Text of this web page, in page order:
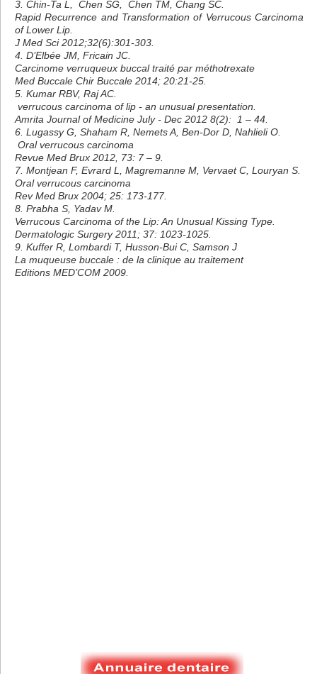
3. Chin-Ta L, Chen SG, Chen TM, Chang SC.
Rapid Recurrence and Transformation of Verrucous Carcinoma
of Lower Lip.
J Med Sci 2012;32(6):301-303.
4. D’Elbée JM, Fricain JC.
Carcinome verruqueux buccal traité par méthotrexate
Med Buccale Chir Buccale 2014; 20:21-25.
5. Kumar RBV, Raj AC.
verrucous carcinoma of lip - an unusual presentation.
Amrita Journal of Medicine July - Dec 2012 8(2): 1 – 44.
6. Lugassy G, Shaham R, Nemets A, Ben-Dor D, Nahlieli O.
Oral verrucous carcinoma
Revue Med Brux 2012, 73: 7 – 9.
7. Montjean F, Evrard L, Magremanne M, Vervaet C, Louryan S.
Oral verrucous carcinoma
Rev Med Brux 2004; 25: 173-177.
8. Prabha S, Yadav M.
Verrucous Carcinoma of the Lip: An Unusual Kissing Type.
Dermatologic Surgery 2011; 37: 1023-1025.
9. Kuffer R, Lombardi T, Husson-Bui C, Samson J
La muqueuse buccale : de la clinique au traitement
Editions MED’COM 2009.